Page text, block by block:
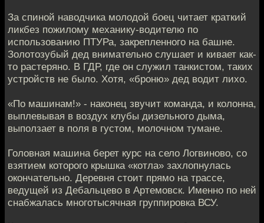
За спиной наводчика молодой боец читает краткий
ликбез пожилому механику-водителю по
использованию ПТУРа, закрепленного на башне.
Золотозубый дед внимательно слушает и кивает как-
то растеряно. В ГДР, где он служил танкистом, таких
устройств не было. Хотя, «броню» дед водит лихо.
«По машинам!» - наконец звучит команда, и колонна,
выплевывая в воздух клубы дизельного дыма,
выползает в поля в густом, молочном тумане.
Головная машина берет курс на село Логвиново, со
взятием которого крышка «котла» захлопнулась
окончательно. Деревня стоит прямо на трассе,
ведущей из Дебальцево в Артемовск. Именно по ней
снабжалась многотысячная группировка ВСУ.